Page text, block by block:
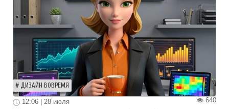
ДИЗАЙН ВОВРЕМЯ
640
12:06 | 28 июля